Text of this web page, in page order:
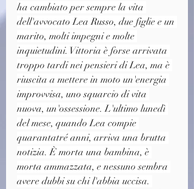
ha cambiato per sempre la vita
dell'avvocato Lea Russo, due figlie e un
marito, molti impegni e molte
inquietudini. Vittoria è forse arrivata
troppo tardi nei pensieri di Lea, ma è
riuscita a mettere in moto un'energia
improvvisa, uno squarcio di vita
nuova, un'ossessione. L'ultimo lunedì
del mese, quando Lea compie
quarantatré anni, arriva una brutta
notizia. È morta una bambina, è
morta ammazzata, e nessuno sembra
avere dubbi su chi l'abbia uccisa.